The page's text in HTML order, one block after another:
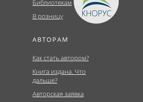
Библиотекам
В розницу
АВТОРАМ
Как стать автором?
Книга издана. Что
дальше?
Авторская заявка